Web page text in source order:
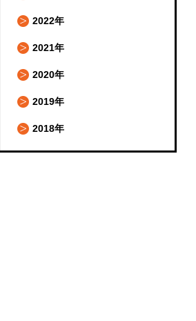
2022年
2021年
2020年
2019年
2018年